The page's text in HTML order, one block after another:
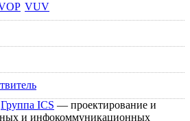
VUV
Группа ICS — проектирование и
и инфокоммуникационных